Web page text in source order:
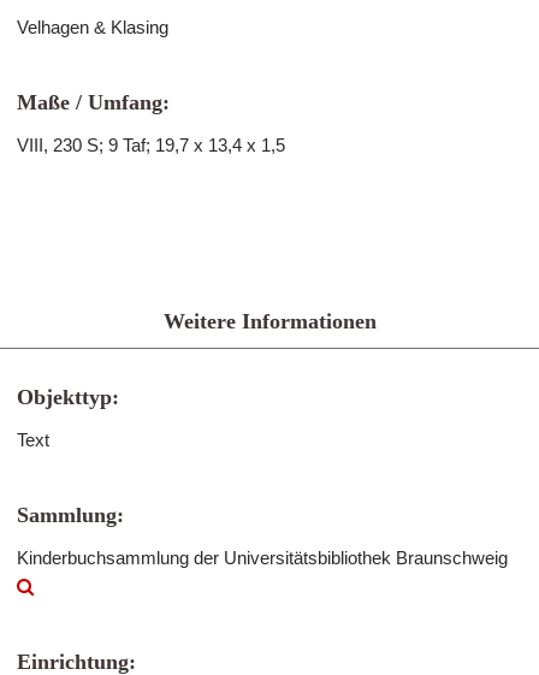
Velhagen & Klasing
Maße / Umfang:
VIII, 230 S; 9 Taf; 19,7 x 13,4 x 1,5
Weitere Informationen
Objekttyp:
Text
Sammlung:
Kinderbuchsammlung der Universitätsbibliothek Braunschweig
Einrichtung: